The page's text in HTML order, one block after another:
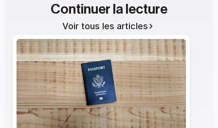
Continuer la lecture
Voir tous les articles